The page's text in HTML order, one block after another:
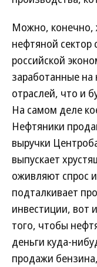
Можно, конечно,
нефтяной сектор
российской
заработанные
отраслей, что и
На самом деле
Нефтяники
выручки
выпускает
оживляют спрос
подталкивает
инвестиции, вот
того, чтобы
деньги куда-
продажи